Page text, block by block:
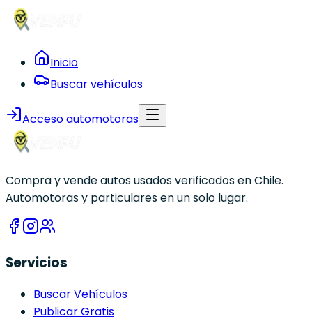
Inicio
Buscar vehículos
Acceso automotoras
Compra y vende autos usados verificados en Chile.
Automotoras y particulares en un solo lugar.
Servicios
Buscar Vehículos
Publicar Gratis